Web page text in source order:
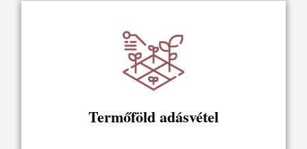
Termőföld adásvétel